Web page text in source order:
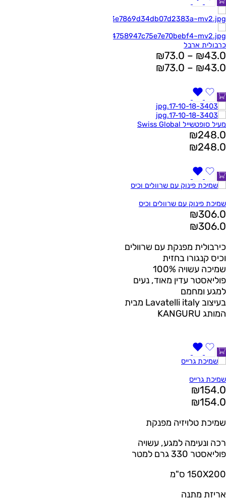
כרבולית ארבל
₪43.0
–
₪73.0
₪43.0
–
₪73.0
מעיל סופטשייל Swiss Global
₪248.0
₪248.0
שמיכת פינוק עם שרוולים וכיס
₪306.0
₪306.0
כירבולית מפנקת עם שרוולים
וכיס קנגורו בחזית
שמיכה עשויה 100%
פוליאסטר עדין מאוד, נעים
למגע ומחמם
בעיצוב Lavatelli italy מבית
המותג KANGURU
שמיכת גרייס
₪154.0
₪154.0
שמיכת טלויזיה מפנקת
רכה ונעימה למגע, עשויה
פוליאסטר 330 גרם למטר
150X200 ס"מ
אריזת מתנה